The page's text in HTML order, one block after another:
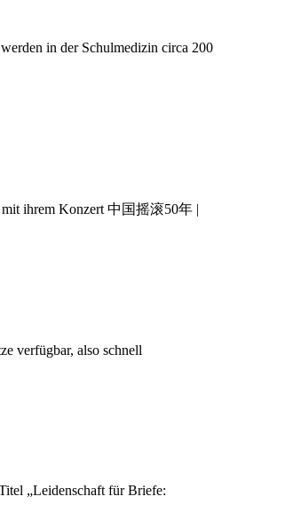
in der Schulmedizin circa 200
ihrem Konzert 中国摇滚50年 |
verfügbar, also schnell
„Leidenschaft für Briefe: